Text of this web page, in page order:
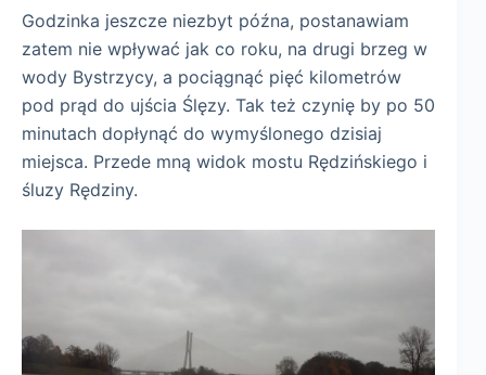
Godzinka jeszcze niezbyt późna, postanawiam
zatem nie wpływać jak co roku, na drugi brzeg w
wody Bystrzycy, a pociągnąć pięć kilometrów
pod prąd do ujścia Ślęzy. Tak też czynię by po 50
minutach dopłynąć do wymyślonego dzisiaj
miejsca. Przede mną widok mostu Rędzińskiego i
śluzy Rędziny.